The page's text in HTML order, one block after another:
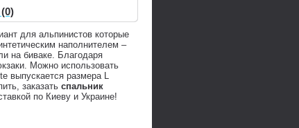
для альпинистов которые
наполнителем –
на биваке. Благодаря
Можно использовать
выпускается размера L
заказать спальник
по Киеву и Украине!